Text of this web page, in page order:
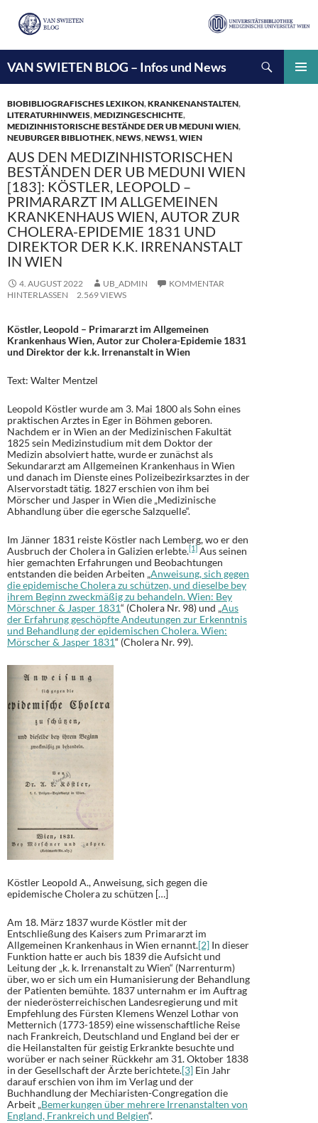
VAN SWIETEN BLOG – Infos und News
INHALT
SPRINGEN
BIOBIBLIOGRAFISCHES LEXIKON,KRANKENANSTALTEN,
LITERATURHINWEIS,MEDIZINGESCHICHTE,
MEDIZINHISTORISCHE BESTÄNDE DER UB MEDUNI WIEN,
NEUBURGER BIBLIOTHEK,NEWS,NEWS1,WIEN
AUS DEN MEDIZINHISTORISCHEN
BESTÄNDEN DER UB MEDUNI WIEN
[183]: KÖSTLER, LEOPOLD –
PRIMARARZT IM ALLGEMEINEN
KRANKENHAUS WIEN, AUTOR ZUR
CHOLERA-EPIDEMIE 1831 UND
DIREKTOR DER K.K. IRRENANSTALT
IN WIEN
4. AUGUST 2022 UB_ADMIN
KOMMENTAR
HINTERLASSEN
2.569 VIEWS
Köstler, Leopold – Primararzt im Allgemeinen
Krankenhaus Wien, Autor zur Cholera-Epidemie 1831
und Direktor der k.k. Irrenanstalt in Wien
Text: Walter Mentzel
Leopold Köstler wurde am 3. Mai 1800 als Sohn eines
praktischen Arztes in Eger in Böhmen geboren.
Nachdem er in Wien an der Medizinischen Fakultät
1825 sein Medizinstudium mit dem Doktor der
Medizin absolviert hatte, wurde er zunächst als
Sekundararzt am Allgemeinen Krankenhaus in Wien
und danach im Dienste eines Polizeibezirksarztes in der
Alservorstadt tätig. 1827 erschien von ihm bei
Mörscher und Jasper in Wien die „Medizinische
Abhandlung über die egersche Salzquelle“.
Im Jänner 1831 reiste Köstler nach Lemberg, wo er den
Ausbruch der Cholera in Galizien erlebte.[1] Aus seinen
hier gemachten Erfahrungen und Beobachtungen
entstanden die beiden Arbeiten „Anweisung, sich gegen
die epidemische Cholera zu schützen, und dieselbe bey
ihrem Beginn zweckmäßig zu behandeln. Wien: Bey
Mörschner & Jasper 1831“ (Cholera Nr. 98) und „Aus
der Erfahrung geschöpfte Andeutungen zur Erkenntnis
und Behandlung der epidemischen Cholera. Wien:
Mörscher & Jasper 1831“ (Cholera Nr. 99).
Köstler Leopold A., Anweisung, sich gegen die
epidemische Cholera zu schützen […]
Am 18. März 1837 wurde Köstler mit der
Entschließung des Kaisers zum Primararzt im
Allgemeinen Krankenhaus in Wien ernannt.[2] In dieser
Funktion hatte er auch bis 1839 die Aufsicht und
Leitung der „k. k. Irrenanstalt zu Wien“ (Narrenturm)
über, wo er sich um ein Humanisierung der Behandlung
der Patienten bemühte. 1837 unternahm er im Auftrag
der niederösterreichischen Landesregierung und mit
Empfehlung des Fürsten Klemens Wenzel Lothar von
Metternich (1773-1859) eine wissenschaftliche Reise
nach Frankreich, Deutschland und England bei der er
die Heilanstalten für geistig Erkrankte besuchte und
worüber er nach seiner Rückkehr am 31. Oktober 1838
in der Gesellschaft der Ärzte berichtete.[3] Ein Jahr
darauf erschien von ihm im Verlag und der
Buchhandlung der Mechiaristen-Congregation die
Arbeit „Bemerkungen über mehrere Irrenanstalten von
England, Frankreich und Belgien“.